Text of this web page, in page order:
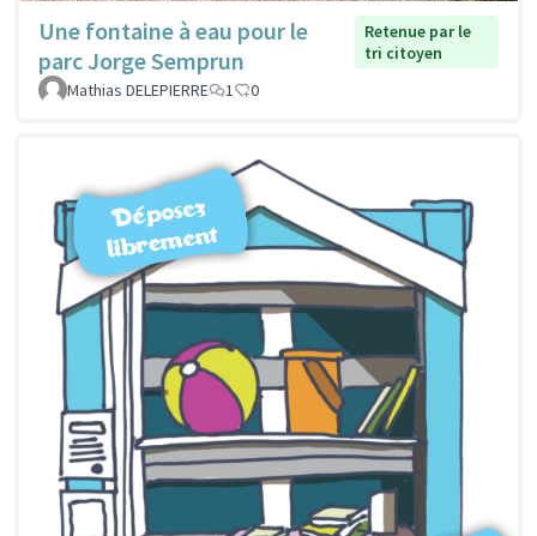
Une fontaine à eau pour le
parc Jorge Semprun
Retenue par le
tri citoyen
Mathias DELEPIERRE
1 0